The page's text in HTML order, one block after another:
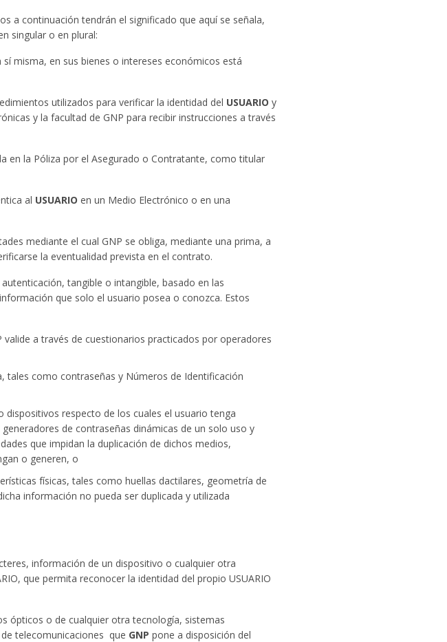
a continuación tendrán el significado que aquí se señala,
singular o en plural:
misma, en sus bienes o intereses económicos está
utilizados para verificar la identidad del USUARIO y
y la facultad de GNP para recibir instrucciones a través
en la Póliza por el Asegurado o Contratante, como titular
al USUARIO en un Medio Electrónico o en una
mediante el cual GNP se obliga, mediante una prima, a
la eventualidad prevista en el contrato.
tangible o intangible, basado en las
que solo el usuario posea o conozca. Estos
a través de cuestionarios practicados por operadores
como contraseñas y Números de Identificación
respecto de los cuales el usuario tenga
de contraseñas dinámicas de un solo uso y
que impidan la duplicación de dichos medios,
o generen, o
físicas, tales como huellas dactilares, geometría de
información no pueda ser duplicada y utilizada
información de un dispositivo o cualquier otra
que permita reconocer la identidad del propio USUARIO
ópticos o de cualquier otra tecnología, sistemas
telecomunicaciones que GNP pone a disposición del